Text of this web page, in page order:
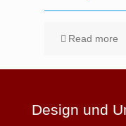
Read more
Design und